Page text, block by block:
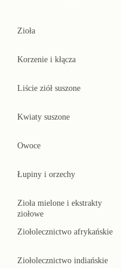
Zioła
Korzenie i kłącza
Liście ziół suszone
Kwiaty suszone
Owoce
Łupiny i orzechy
Zioła mielone i ekstrakty
ziołowe
Ziołolecznictwo afrykańskie
Ziołolecznictwo indiańskie